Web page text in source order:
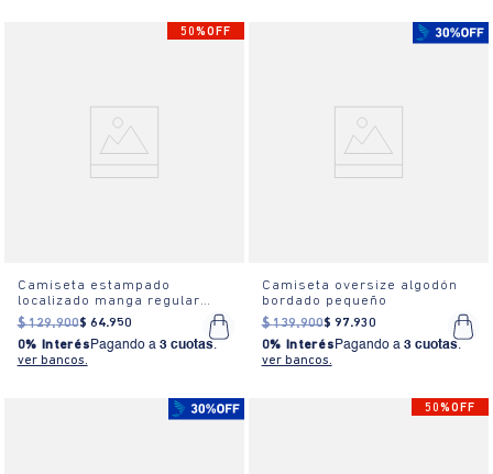
50%OFF
Camiseta estampado
localizado manga regular
cuello redondo para hombre
$ 129.900$ 64.950
0% Interés Pagando a 3 cuotas.
ver bancos.
Camiseta oversize algodón
bordado pequeño
$ 139.900$ 97.930
0% Interés Pagando a 3 cuotas.
ver bancos.
50%OFF